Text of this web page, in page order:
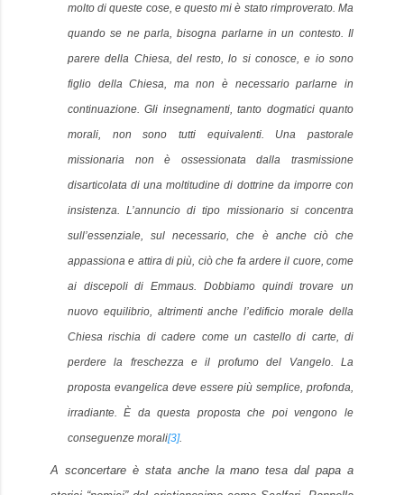
molto di queste cose, e questo mi è stato rimproverato. Ma
quando se ne parla, bisogna parlarne in un contesto. Il
parere della Chiesa, del resto, lo si conosce, e io sono
figlio della Chiesa, ma non è necessario parlarne in
continuazione. Gli insegnamenti, tanto dogmatici quanto
morali, non sono tutti equivalenti. Una pastorale
missionaria non è ossessionata dalla trasmissione
disarticolata di una moltitudine di dottrine da imporre con
insistenza. L’annuncio di tipo missionario si concentra
sull’essenziale, sul necessario, che è anche ciò che
appassiona e attira di più, ciò che fa ardere il cuore, come
ai discepoli di Emmaus. Dobbiamo quindi trovare un
nuovo equilibrio, altrimenti anche l’edificio morale della
Chiesa rischia di cadere come un castello di carte, di
perdere la freschezza e il profumo del Vangelo. La
proposta evangelica deve essere più semplice, profonda,
irradiante. È da questa proposta che poi vengono le
conseguenze morali[3].
A sconcertare è stata anche la mano tesa dal papa a